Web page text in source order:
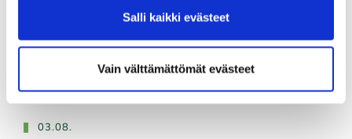
Salli kaikki evästeet
Vain välttämättömät evästeet
Tule töihin Kalafornian asiakaspalveluun
03.08.